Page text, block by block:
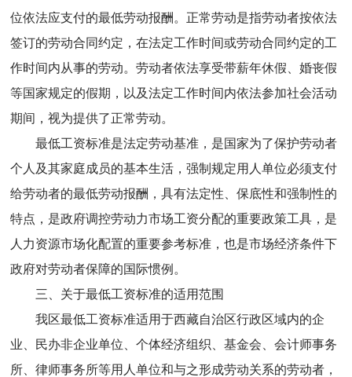
位依法应支付的最低劳动报酬。正常劳动是指劳动者按依法
签订的劳动合同约定，在法定工作时间或劳动合同约定的工
作时间内从事的劳动。劳动者依法享受带薪年休假、婚丧假
等国家规定的假期，以及法定工作时间内依法参加社会活动
期间，视为提供了正常劳动。
最低工资标准是法定劳动基准，是国家为了保护劳动者
个人及其家庭成员的基本生活，强制规定用人单位必须支付
给劳动者的最低劳动报酬，具有法定性、保底性和强制性的
特点，是政府调控劳动力市场工资分配的重要政策工具，是
人力资源市场化配置的重要参考标准，也是市场经济条件下
政府对劳动者保障的国际惯例。
三、关于最低工资标准的适用范围
我区最低工资标准适用于西藏自治区行政区域内的企
业、民办非企业单位、个体经济组织、基金会、会计师事务
所、律师事务所等用人单位和与之形成劳动关系的劳动者，